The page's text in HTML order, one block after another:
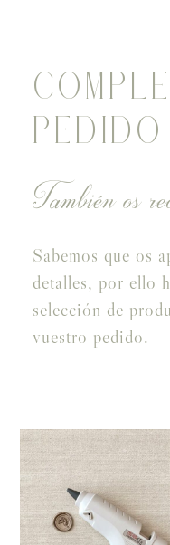
PEDIDO
También os
Sabemos que os
detalles, por ello
selección de
vuestro pedido.